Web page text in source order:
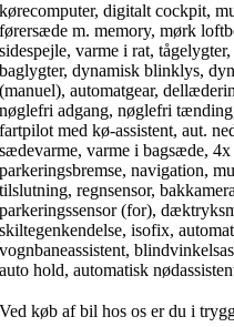
kørecomputer, digitalt cockpit,
førersæde m. memory, mørk
sidespejle, varme i rat,
baglygter, dynamisk blinklys,
(manuel), automatgear,
nøglefri adgang, nøglefri
fartpilot med kø-assistent, aut.
sædevarme, varme i bagsæde,
parkeringsbremse, navigation,
tilslutning, regnsensor,
parkeringssensor (for),
skiltegenkendelse, isofix,
vognbaneassistent,
auto hold, automatisk
Ved køb af bil hos os er du i